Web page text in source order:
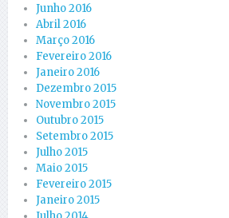
Junho 2016
Abril 2016
Março 2016
Fevereiro 2016
Janeiro 2016
Dezembro 2015
Novembro 2015
Outubro 2015
Setembro 2015
Julho 2015
Maio 2015
Fevereiro 2015
Janeiro 2015